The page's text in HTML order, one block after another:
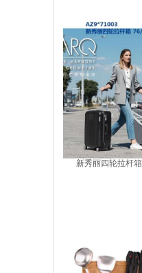
新秀丽四轮拉杆箱